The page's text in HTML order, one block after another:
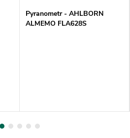
Pyranometr - AHLBORN
ALMEMO FLA628S